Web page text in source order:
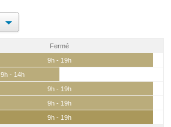
Fermé
9h - 19h
9h - 14h
9h - 19h
9h - 19h
9h - 19h